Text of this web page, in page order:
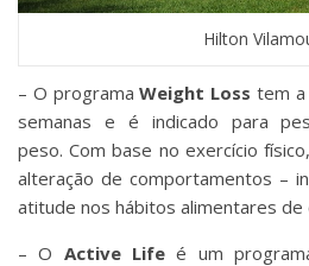
Hilton
– O programaWeight Loss tem a
semanas e é indicado para
peso. Com base no exercício
alteração de comportamentos –
atitude nos hábitos alimentares de
– O Active Life é um